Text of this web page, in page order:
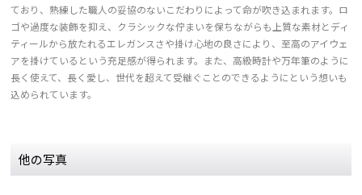
ており、熟練した職人の妥協のないこだわりによって命が吹き込まれます。ロ
ゴや過度な装飾を抑え、クラシックな佇まいを保ちながらも上質な素材とディ
ティールから放たれるエレガンスさや掛け心地の良さにより、至高のアイウェ
アを掛けているという充足感が得られます。また、高級時計や万年筆のように
長く使えて、長く愛し、世代を超えて受継ぐことのできるようにという想いも
込められています。
他の写真